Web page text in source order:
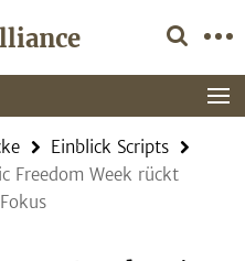
Einblick Scripts
Freedom Week rückt